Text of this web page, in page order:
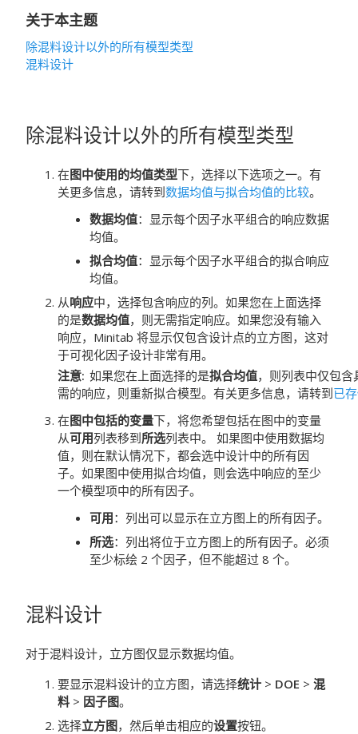
关于本主题
除混料设计以外的所有模型类型
混料设计
除混料设计以外的所有模型类型
在图中使用的均值类型下，选择以下选项之一。有
关更多信息，请转到数据均值与拟合均值的比较。
数据均值：显示每个因子水平组合的响应数据
均值。
拟合均值：显示每个因子水平组合的拟合响应
均值。
从响应中，选择包含响应的列。如果您在上面选择
的是数据均值，则无需指定响应。如果您没有输入
响应，Minitab 将显示仅包含设计点的立方图，这对
于可视化因子设计非常有用。
注意 如果您在上面选择的是拟合均值，则列表中仅包
需的响应，则重新拟合模型。有关更多信息，请转到已
在图中包括的变量下，将您希望包括在图中的变量
从可用列表移到所选列表中。
如果图中使用数据均
值，则在默认情况下，都会选中设计中的所有因
子。如果图中使用拟合均值，则会选中响应的至少
一个模型项中的所有因子。
可用：列出可以显示在立方图上的所有因子。
所选：列出将位于立方图上的所有因子。必须
至少标绘 2 个因子，但不能超过 8 个。
混料设计
对于混料设计，立方图仅显示数据均值。
要显示混料设计的立方图，请选择统计 > DOE > 混
料 > 因子图。
选择立方图，然后单击相应的设置按钮。